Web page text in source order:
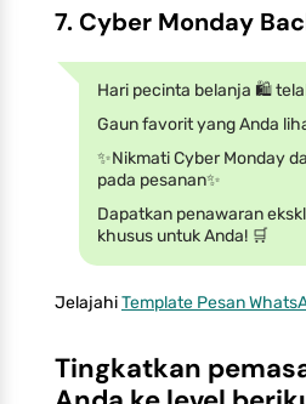
7. Cyber Monday
Hari pecinta belanja 🛍️
Gaun favorit yang Anda
✨Nikmati Cyber Monday
pada pesanan✨
Dapatkan penawaran
khusus untuk Anda! 🛒
JelajahiTemplate Pesan
Tingkatkan